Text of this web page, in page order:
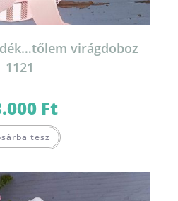
virágdoboz
1121
Ft
tesz